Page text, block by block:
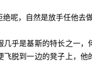
，自然是放手任他去做
乎是基斯的特长之一，
飞脱到一边的凳子上，他